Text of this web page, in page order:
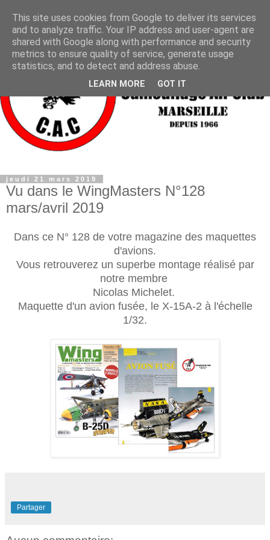
jeudi 21 mars 2019
Vu dans le WingMasters N°128
mars/avril 2019
Dans ce N° 128 de votre magazine des maquettes
d'avions.
Vous retrouverez un superbe montage réalisé par
notre membre
Nicolas Michelet.
Maquette d'un avion fusée, le X-15A-2 à l'échelle
1/32.
Partager
This site uses cookies from Google to deliver its services
and to analyze traffic. Your IP address and user-agent are
shared with Google along with performance and security
metrics to ensure quality of service, generate usage
statistics, and to detect and address abuse.
LEARN MORE GOT IT